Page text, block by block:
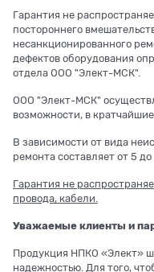
Гарантия не
постороннего
несанкционированного
дефектов оборудования
отдела ООО "Элект-МСК".
ООО "Элект-МСК"
возможности, в кратчайшие
В зависимости от вида
ремонта составляет от 5
Гарантия не
провода, кабели.
Уважаемые клиенты и
Продукция НПКО «Элект»
надежностью. Для того,